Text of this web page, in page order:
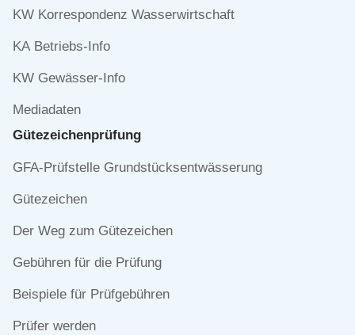
KW Korrespondenz Wasserwirtschaft
KA Betriebs-Info
KW Gewässer-Info
Mediadaten
Gütezeichen­prüfung
Navigation
GFA-Prüfstelle Grundstücksentwässerung
Gütezeichen
Der Weg zum Gütezeichen
Gebühren für die Prüfung
Beispiele für Prüfgebühren
Prüfer werden